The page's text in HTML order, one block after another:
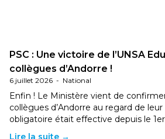
PSC : Une victoire de l’UNSA
collègues d’Andorre !
6 juillet 2026 - National
Enfin ! Le Ministère vient de
collègues d’Andorre au regard de
obligatoire était effective depuis le
Lire la suite →